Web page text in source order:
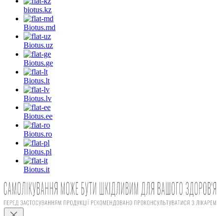
biotus.kz
Biotus.md
Biotus.uz
Biotus.ge
Biotus.lt
Biotus.lv
Biotus.ee
Biotus.ro
Biotus.pl
Biotus.it